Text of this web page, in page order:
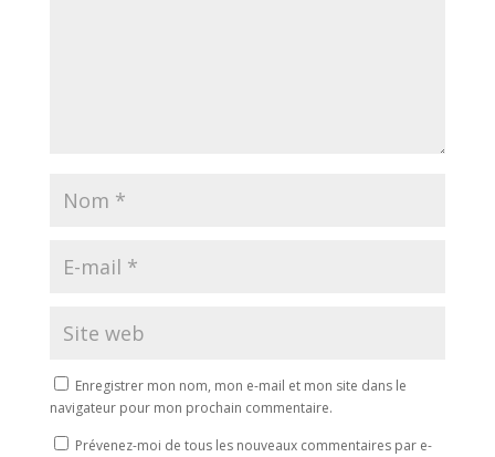
Enregistrer mon nom, mon e-mail et mon site dans le
navigateur pour mon prochain commentaire.
Prévenez-moi de tous les nouveaux commentaires par e-